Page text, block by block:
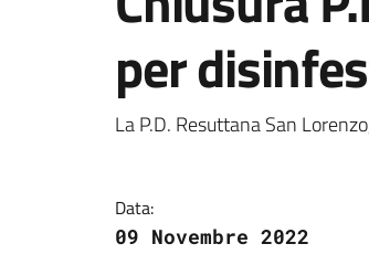
per
Dettagli
La P.D. Resuttana San
Data:
09 Novembre 2022